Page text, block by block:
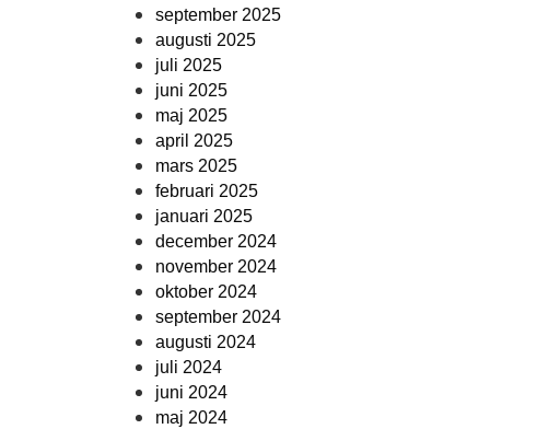
september 2025
augusti 2025
juli 2025
juni 2025
maj 2025
april 2025
mars 2025
februari 2025
januari 2025
december 2024
november 2024
oktober 2024
september 2024
augusti 2024
juli 2024
juni 2024
maj 2024